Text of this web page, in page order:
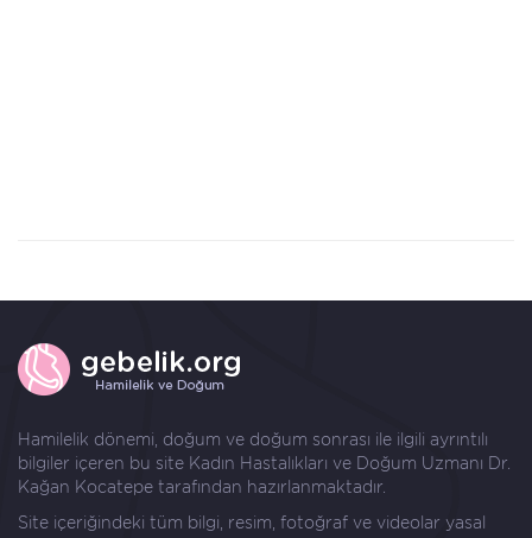
Hamilelik dönemi, doğum ve doğum sonrası ile ilgili ayrıntılı
bilgiler içeren bu site Kadın Hastalıkları ve Doğum Uzmanı Dr.
Kağan Kocatepe tarafından hazırlanmaktadır.
Site içeriğindeki tüm bilgi, resim, fotoğraf ve videolar yasal